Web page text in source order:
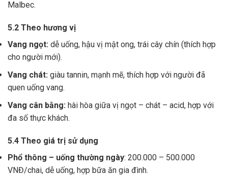
Malbec.
5.2 Theo hương vị
Vang ngọt: dễ uống, hậu vị mật ong, trái cây chín (thích hợp
cho người mới).
Vang chát: giàu tannin, mạnh mẽ, thích hợp với người đã
quen uống vang.
Vang cân bằng: hài hòa giữa vị ngọt – chát – acid, hợp với
đa số thực khách.
5.4 Theo giá trị sử dụng
Phổ thông – uống thường ngày: 200.000 – 500.000
VNĐ/chai, dễ uống, hợp bữa ăn gia đình.